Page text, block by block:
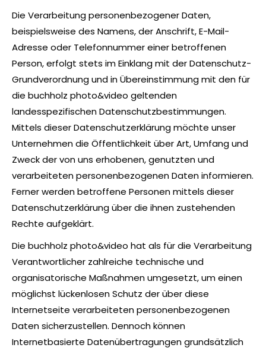
Die Verarbeitung personenbezogener Daten,
beispielsweise des Namens, der Anschrift, E-Mail-
Adresse oder Telefonnummer einer betroffenen
Person, erfolgt stets im Einklang mit der Datenschutz-
Grundverordnung und in Übereinstimmung mit den für
die buchholz photo&video geltenden
landesspezifischen Datenschutzbestimmungen.
Mittels dieser Datenschutzerklärung möchte unser
Unternehmen die Öffentlichkeit über Art, Umfang und
Zweck der von uns erhobenen, genutzten und
verarbeiteten personenbezogenen Daten informieren.
Ferner werden betroffene Personen mittels dieser
Datenschutzerklärung über die ihnen zustehenden
Rechte aufgeklärt.
Die buchholz photo&video hat als für die Verarbeitung
Verantwortlicher zahlreiche technische und
organisatorische Maßnahmen umgesetzt, um einen
möglichst lückenlosen Schutz der über diese
Internetseite verarbeiteten personenbezogenen
Daten sicherzustellen. Dennoch können
Internetbasierte Datenübertragungen grundsätzlich